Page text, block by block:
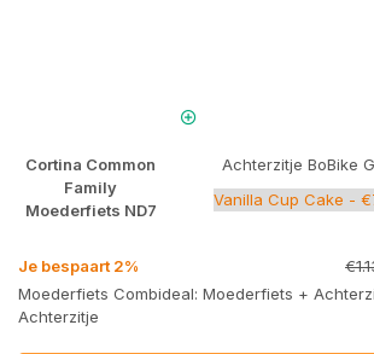
Cortina Common
Family
Moederfiets ND7
Achterzitje BoBike
Je bespaart 2%
Moederfiets Combideal: Moederfiets +
Achterzitje